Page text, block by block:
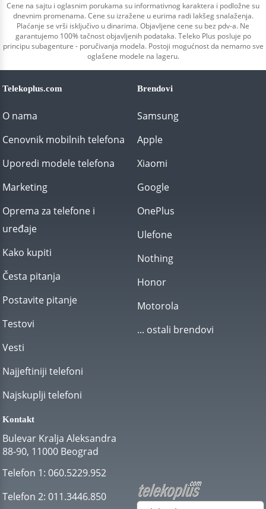
Cene na sajtu i oglasnim porukama su informativnog karaktera i podložne su
dnevnim promenama. Cene su izražene u eurima radi lakšeg snalaženja.
Plaćanje se vrši isključivo u dinarima. Objavljene cene su bez pdv-a. Ne
garantujemo 100% tačnost objavljenih podataka. Teleko Plus posluje po
principu subagenture - poručivanja modela. Postoji mogućnost da nemamo sve
oglašene modele na lageru.
Telekoplus.com
O nama
Cenovnik mobilnih telefona
Uporedi modele telefona
Marketing
Oprema za telefone i
uređaje
Kako kupiti
Česta pitanja
Postavite pitanje
Testovi
Vesti
Najjeftiniji telefoni
Najskuplji telefoni
Brendovi
Samsung
Apple
Xiaomi
Google
OnePlus
Ulefone
Nothing
Honor
Motorola
... ostali brendovi
Kontakt
Bulevar Kralja Aleksandra
88-90, 11000 Beograd
Telefon 1: 060.5229.952
Telefon 2: 011.3446.850